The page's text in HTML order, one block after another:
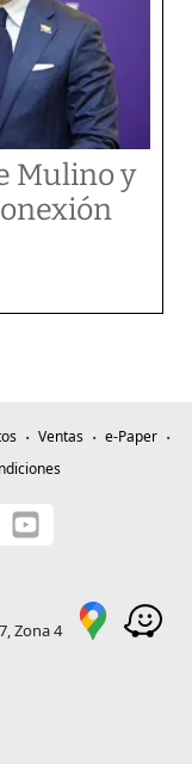
Mulino y
Ventas
e-Paper
Zona 4